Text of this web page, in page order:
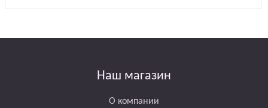
Наш магазин
О компании